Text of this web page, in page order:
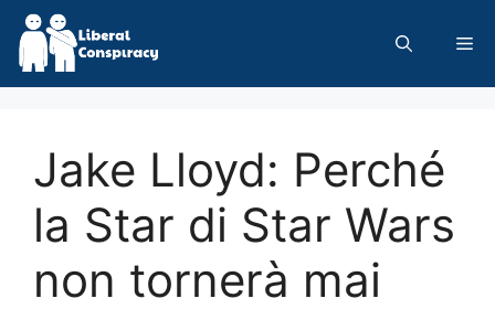
Skip
content
Jake Lloyd: Perché
la Star di Star Wars
non tornerà mai